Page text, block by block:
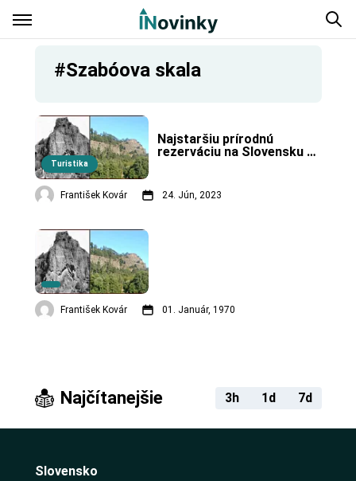
#Szabóova skala
Turistika
Najstaršiu prírodnú
rezerváciu na Slovensku
za Rakúsko-Uhorska.
František Kovár 24. Jún, 2023
František Kovár 01. Január, 1970
Najčítanejšie 3h 1d 7d
Slovensko